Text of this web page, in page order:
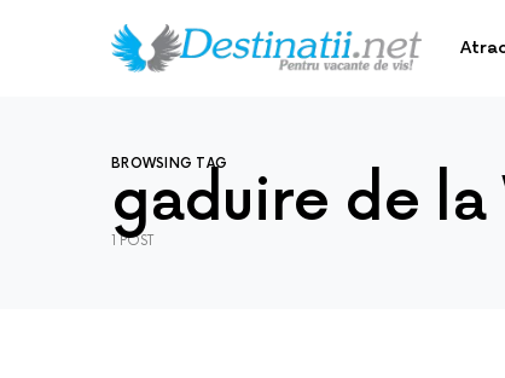
BROWSING TAG
gaduire de la
1 POST